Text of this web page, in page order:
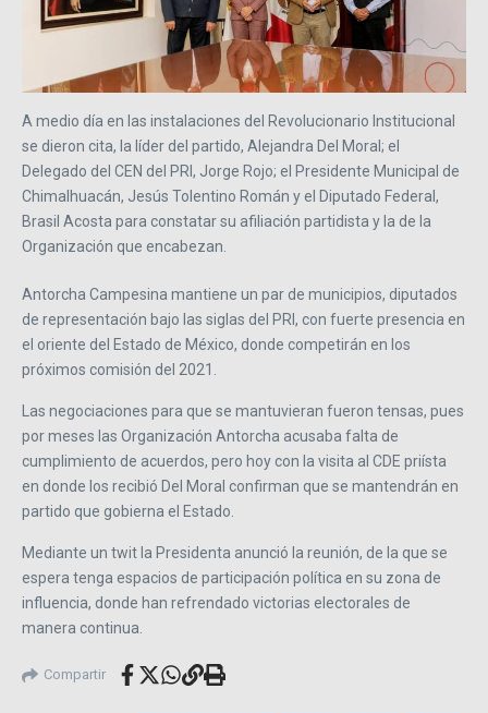
A medio día en las instalaciones del Revolucionario Institucional
se dieron cita, la líder del partido, Alejandra Del Moral; el
Delegado del CEN del PRI, Jorge Rojo; el Presidente Municipal de
Chimalhuacán, Jesús Tolentino Román y el Diputado Federal,
Brasil Acosta para constatar su afiliación partidista y la de la
Organización que encabezan.
Antorcha Campesina mantiene un par de municipios, diputados
de representación bajo las siglas del PRI, con fuerte presencia en
el oriente del Estado de México, donde competirán en los
próximos comisión del 2021.
Las negociaciones para que se mantuvieran fueron tensas, pues
por meses las Organización Antorcha acusaba falta de
cumplimiento de acuerdos, pero hoy con la visita al CDE priísta
en donde los recibió Del Moral confirman que se mantendrán en
partido que gobierna el Estado.
Mediante un twit la Presidenta anunció la reunión, de la que se
espera tenga espacios de participación política en su zona de
influencia, donde han refrendado victorias electorales de
manera continua.
Compartir